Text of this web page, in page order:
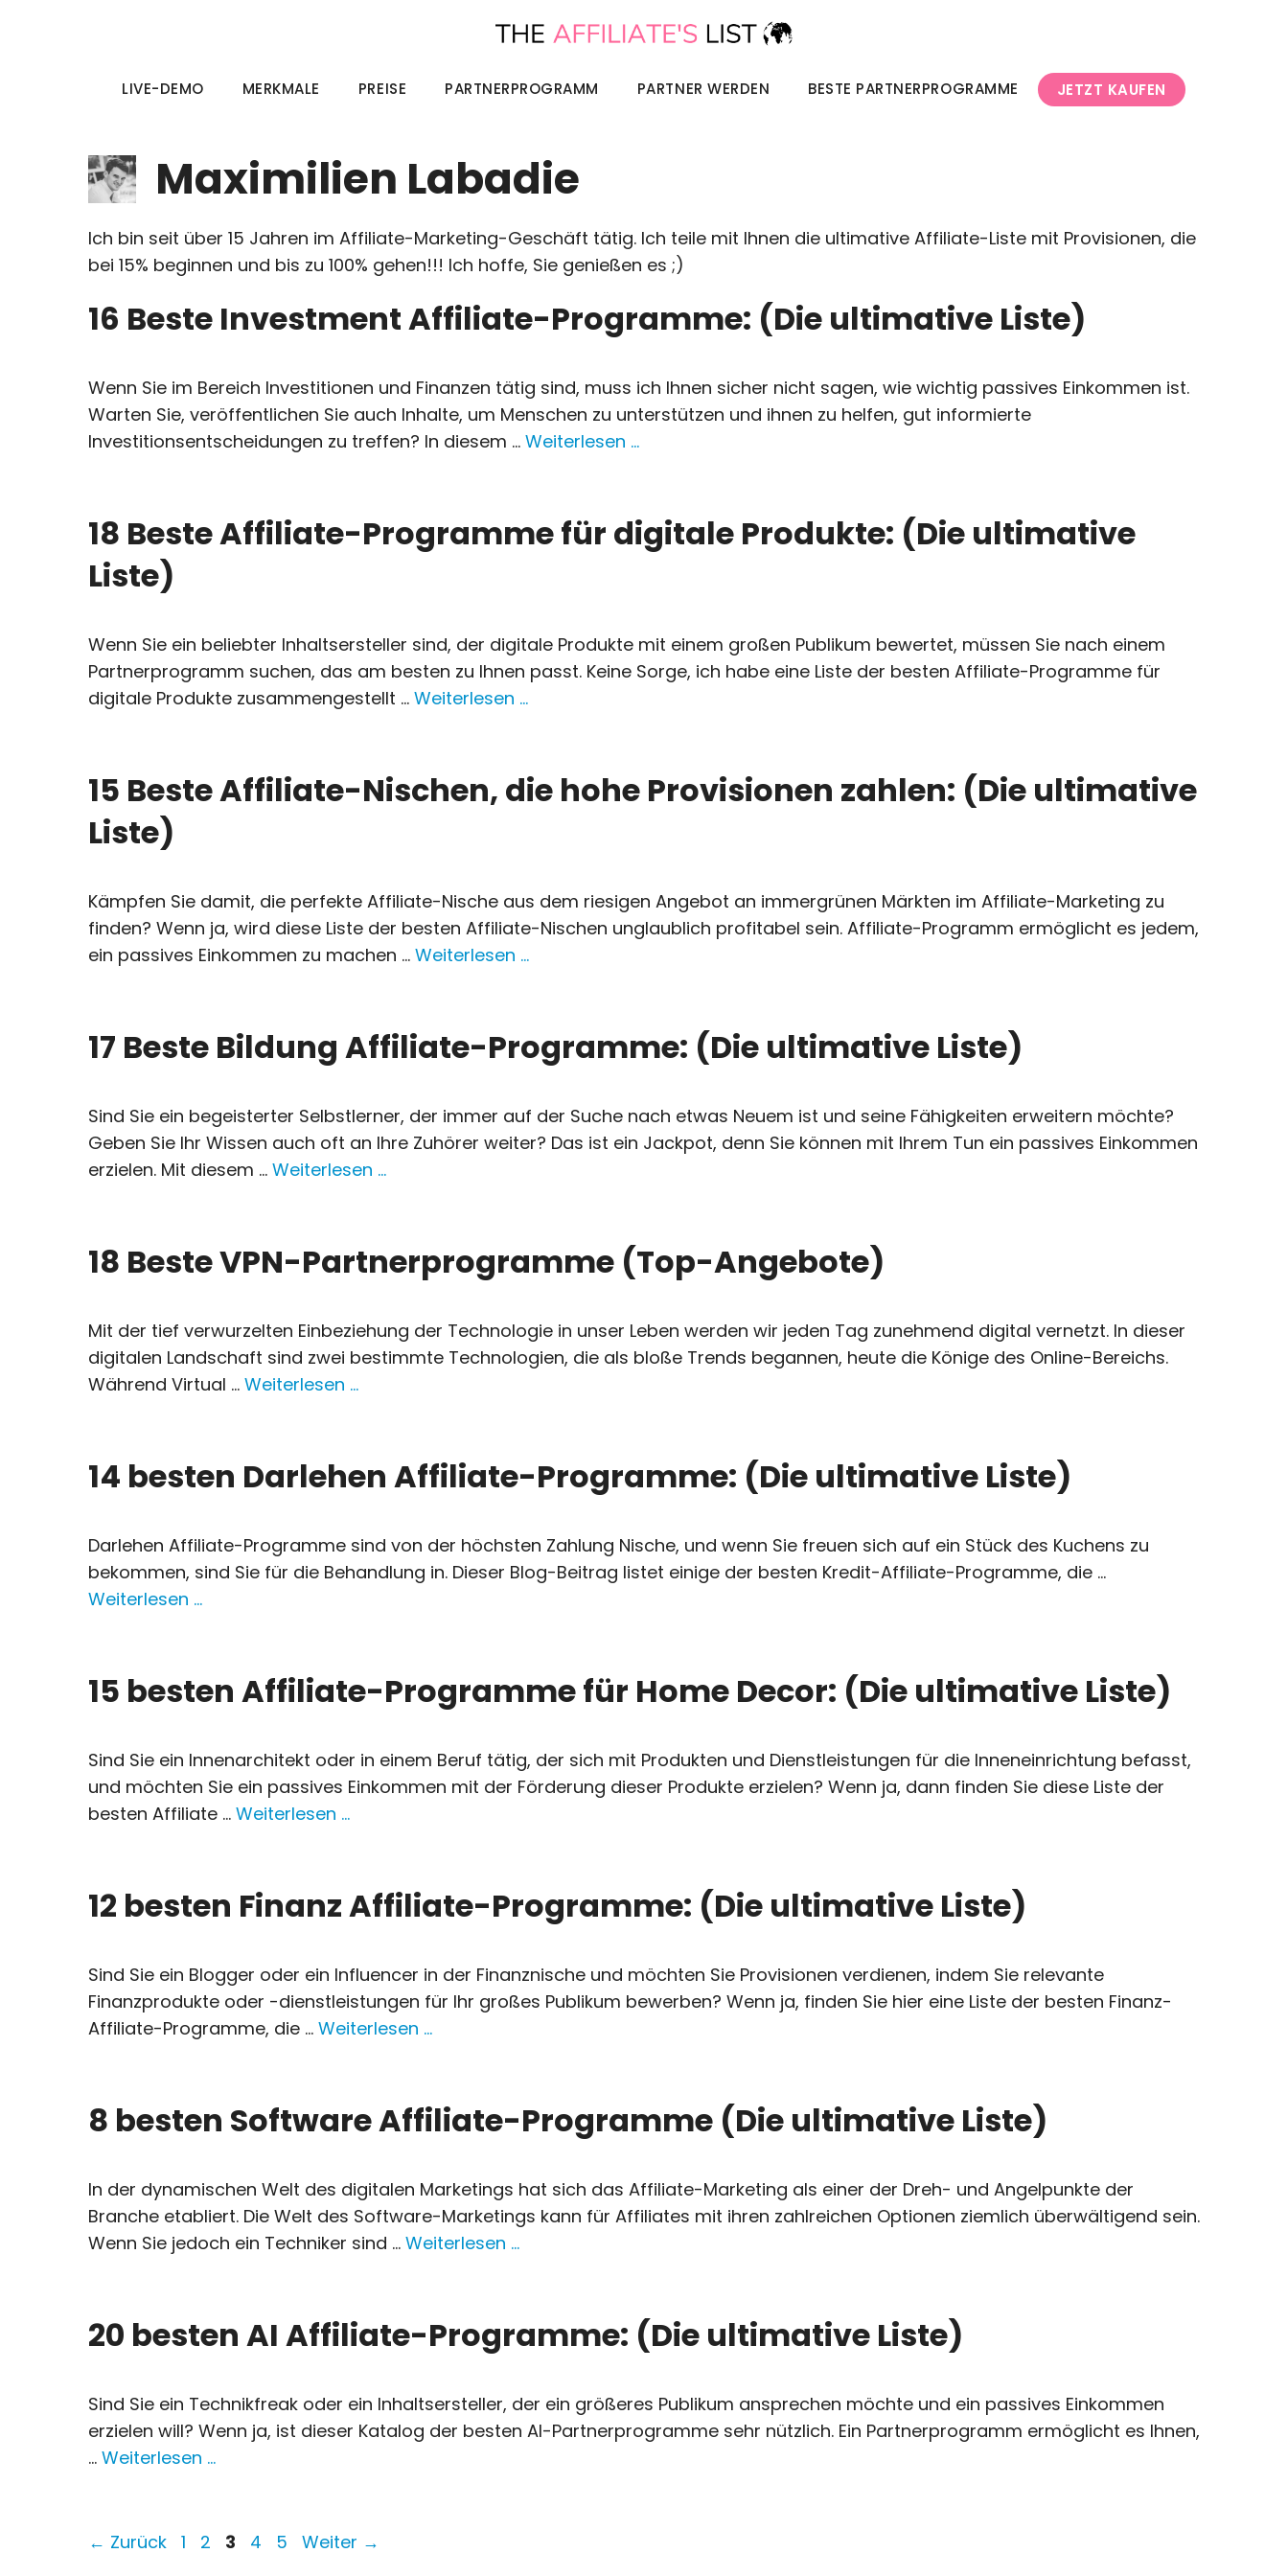
LIVE-DEMO MERKMALE PREISE PARTNERPROGRAMM PARTNER WERDEN BESTE PARTNERPROGRAMME JETZT KAUFEN
Maximilien Labadie
Ich bin seit über 15 Jahren im Affiliate-Marketing-Geschäft tätig. Ich teile mit Ihnen die ultimative Affiliate-Liste mit Provisionen, die
bei 15% beginnen und bis zu 100% gehen!!! Ich hoffe, Sie genießen es ;)
16 Beste Investment Affiliate-Programme: (Die ultimative Liste)
Wenn Sie im Bereich Investitionen und Finanzen tätig sind, muss ich Ihnen sicher nicht sagen, wie wichtig passives Einkommen ist.
Warten Sie, veröffentlichen Sie auch Inhalte, um Menschen zu unterstützen und ihnen zu helfen, gut informierte
Investitionsentscheidungen zu treffen? In diesem ... Weiterlesen …
18 Beste Affiliate-Programme für digitale Produkte: (Die ultimative
Liste)
Wenn Sie ein beliebter Inhaltsersteller sind, der digitale Produkte mit einem großen Publikum bewertet, müssen Sie nach einem
Partnerprogramm suchen, das am besten zu Ihnen passt. Keine Sorge, ich habe eine Liste der besten Affiliate-Programme für
digitale Produkte zusammengestellt ... Weiterlesen …
15 Beste Affiliate-Nischen, die hohe Provisionen zahlen: (Die ultimative
Liste)
Kämpfen Sie damit, die perfekte Affiliate-Nische aus dem riesigen Angebot an immergrünen Märkten im Affiliate-Marketing zu
finden? Wenn ja, wird diese Liste der besten Affiliate-Nischen unglaublich profitabel sein. Affiliate-Programm ermöglicht es jedem,
ein passives Einkommen zu machen ... Weiterlesen …
17 Beste Bildung Affiliate-Programme: (Die ultimative Liste)
Sind Sie ein begeisterter Selbstlerner, der immer auf der Suche nach etwas Neuem ist und seine Fähigkeiten erweitern möchte?
Geben Sie Ihr Wissen auch oft an Ihre Zuhörer weiter? Das ist ein Jackpot, denn Sie können mit Ihrem Tun ein passives Einkommen
erzielen. Mit diesem ... Weiterlesen …
18 Beste VPN-Partnerprogramme (Top-Angebote)
Mit der tief verwurzelten Einbeziehung der Technologie in unser Leben werden wir jeden Tag zunehmend digital vernetzt. In dieser
digitalen Landschaft sind zwei bestimmte Technologien, die als bloße Trends begannen, heute die Könige des Online-Bereichs.
Während Virtual ... Weiterlesen …
14 besten Darlehen Affiliate-Programme: (Die ultimative Liste)
Darlehen Affiliate-Programme sind von der höchsten Zahlung Nische, und wenn Sie freuen sich auf ein Stück des Kuchens zu
bekommen, sind Sie für die Behandlung in. Dieser Blog-Beitrag listet einige der besten Kredit-Affiliate-Programme, die ...
Weiterlesen …
15 besten Affiliate-Programme für Home Decor: (Die ultimative Liste)
Sind Sie ein Innenarchitekt oder in einem Beruf tätig, der sich mit Produkten und Dienstleistungen für die Inneneinrichtung befasst,
und möchten Sie ein passives Einkommen mit der Förderung dieser Produkte erzielen? Wenn ja, dann finden Sie diese Liste der
besten Affiliate ... Weiterlesen …
12 besten Finanz Affiliate-Programme: (Die ultimative Liste)
Sind Sie ein Blogger oder ein Influencer in der Finanznische und möchten Sie Provisionen verdienen, indem Sie relevante
Finanzprodukte oder -dienstleistungen für Ihr großes Publikum bewerben? Wenn ja, finden Sie hier eine Liste der besten Finanz-
Affiliate-Programme, die ... Weiterlesen …
8 besten Software Affiliate-Programme (Die ultimative Liste)
In der dynamischen Welt des digitalen Marketings hat sich das Affiliate-Marketing als einer der Dreh- und Angelpunkte der
Branche etabliert. Die Welt des Software-Marketings kann für Affiliates mit ihren zahlreichen Optionen ziemlich überwältigend sein.
Wenn Sie jedoch ein Techniker sind ... Weiterlesen …
20 besten AI Affiliate-Programme: (Die ultimative Liste)
Sind Sie ein Technikfreak oder ein Inhaltsersteller, der ein größeres Publikum ansprechen möchte und ein passives Einkommen
erzielen will? Wenn ja, ist dieser Katalog der besten AI-Partnerprogramme sehr nützlich. Ein Partnerprogramm ermöglicht es Ihnen,
... Weiterlesen …
← Zurück Seite
1 Seite
2 Seite
3 Seite
4 Seite
5 Weiter →